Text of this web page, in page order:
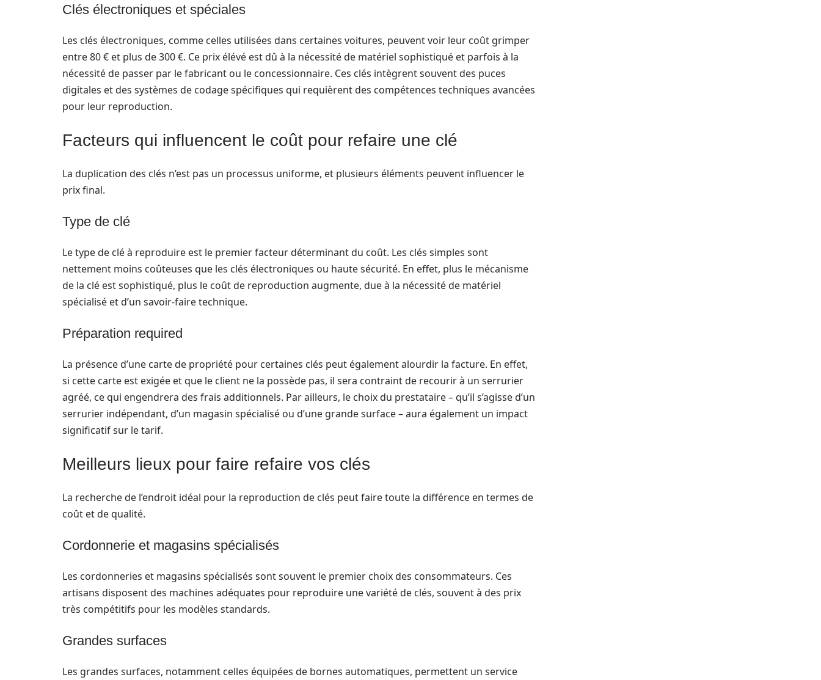
Clés électroniques et spéciales
Les clés électroniques, comme celles utilisées dans certaines voitures, peuvent voir leur coût grimper
entre 80 € et plus de 300 €. Ce prix élévé est dû à la nécessité de matériel sophistiqué et parfois à la
nécessité de passer par le fabricant ou le concessionnaire. Ces clés intègrent souvent des puces
digitales et des systèmes de codage spécifiques qui requièrent des compétences techniques avancées
pour leur reproduction.
Facteurs qui influencent le coût pour refaire une clé
La duplication des clés n’est pas un processus uniforme, et plusieurs éléments peuvent influencer le
prix final.
Type de clé
Le type de clé à reproduire est le premier facteur déterminant du coût. Les clés simples sont
nettement moins coûteuses que les clés électroniques ou haute sécurité. En effet, plus le mécanisme
de la clé est sophistiqué, plus le coût de reproduction augmente, due à la nécessité de matériel
spécialisé et d’un savoir-faire technique.
Préparation required
La présence d’une carte de propriété pour certaines clés peut également alourdir la facture. En effet,
si cette carte est exigée et que le client ne la possède pas, il sera contraint de recourir à un serrurier
agréé, ce qui engendrera des frais additionnels. Par ailleurs, le choix du prestataire – qu’il s’agisse d’un
serrurier indépendant, d’un magasin spécialisé ou d’une grande surface – aura également un impact
significatif sur le tarif.
Meilleurs lieux pour faire refaire vos clés
La recherche de l’endroit idéal pour la reproduction de clés peut faire toute la différence en termes de
coût et de qualité.
Cordonnerie et magasins spécialisés
Les cordonneries et magasins spécialisés sont souvent le premier choix des consommateurs. Ces
artisans disposent des machines adéquates pour reproduire une variété de clés, souvent à des prix
très compétitifs pour les modèles standards.
Grandes surfaces
Les grandes surfaces, notamment celles équipées de bornes automatiques, permettent un service